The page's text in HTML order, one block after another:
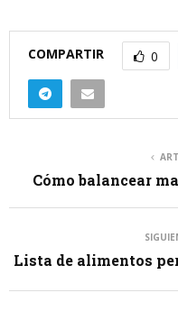
COMPARTIR 0
Cómo balancear
Lista de alimentos